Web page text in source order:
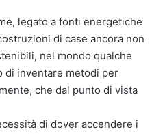
legato a fonti energetiche
di case ancora non
nel mondo qualche
di inventare metodi per
che dal punto di vista
di dover accendere i